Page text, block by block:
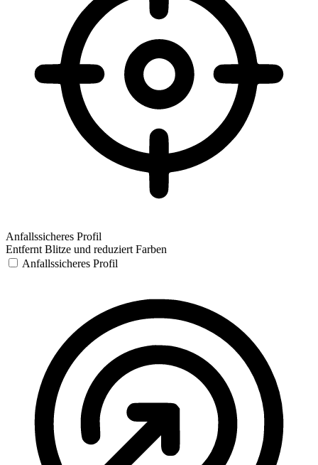
Anfallssicheres Profil
Entfernt Blitze und reduziert Farben
Anfallssicheres Profil